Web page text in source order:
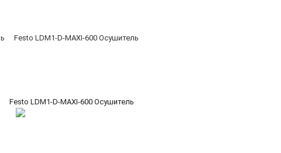
Festo LDM1-D-MAXI-600 Осушитель